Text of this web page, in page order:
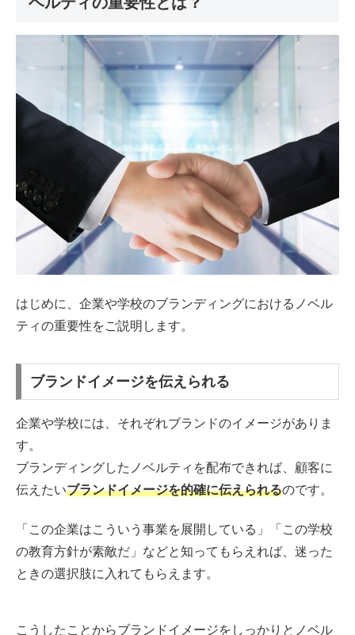
はじめに、企業や学校のブランディングにおけるノベル
ティの重要性をご説明します。
ブランドイメージを伝えられる
企業や学校には、それぞれブランドのイメージがありま
す。
ブランディングしたノベルティを配布できれば、顧客に
伝えたいブランドイメージを的確に伝えられるのです。
「この企業はこういう事業を展開している」「この学校
の教育方針が素敵だ」などと知ってもらえれば、迷った
ときの選択肢に入れてもらえます。
こうしたことからブランドイメージをしっかりとノベル